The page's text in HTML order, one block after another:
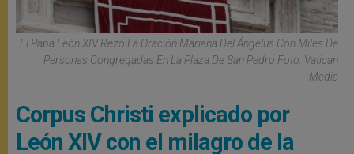
El Papa León XIV Rezó La Oración Mariana Del Ángelus Con Miles De
Personas Congregadas En La Plaza De San Pedro Foto: Vatican
Media
Corpus Christi explicado por
León XIV con el milagro de la